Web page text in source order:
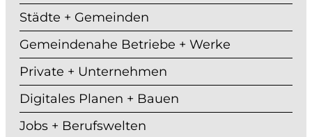
Städte + Gemeinden
Gemeindenahe Betriebe + Werke
Private + Unternehmen
Digitales Planen + Bauen
Jobs + Berufswelten